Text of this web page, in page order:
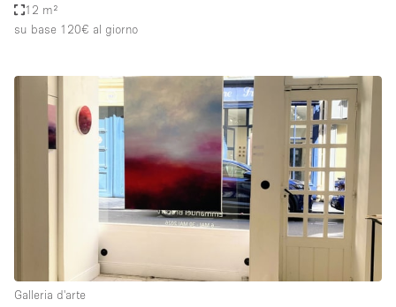
12 m²
su base 120€ al giorno
Galleria d'arte